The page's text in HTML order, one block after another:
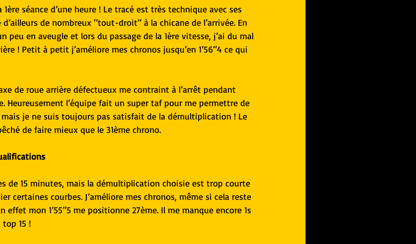
séance d’une heure ! Le tracé est très technique avec ses
de nombreux ‘’tout-droit’’ à la chicane de l’arrivée. En
peu en aveugle et lors du passage de la 1ère vitesse, j’ai du mal
! Petit à petit j’améliore mes chronos jusqu’en 1’56’’4 ce qui
de roue arrière défectueux me contraint à l’arrêt pendant
Heureusement l’équipe fait un super taf pour me permettre de
mais je ne suis toujours pas satisfait de la démultiplication ! Le
de faire mieux que le 31ème chrono.
de 15 minutes, mais la démultiplication choisie est trop courte
certaines courbes. J’améliore mes chronos, même si cela reste
effet mon 1’55’’5 me positionne 27ème. Il me manque encore 1s
15 !